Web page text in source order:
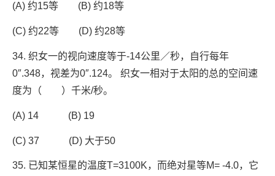
(A) 约15等 (B) 约18等
(C) 约22等 (D) 约28等
34. 织女一的视向速度等于-14公里／秒，自行每年
0″.348，视差为0″.124。 织女一相对于太阳的总的空间速
度为（ ）千米/秒。
(A) 14 (B) 19
(C) 37 (D) 大于50
35. 已知某恒星的温度T=3100K，而绝对星等M= -4.0，它